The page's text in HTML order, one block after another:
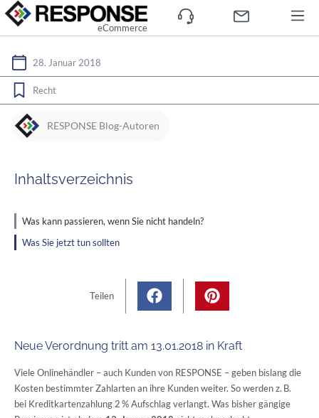
eCommerce
28. Januar 2018
Recht
RESPONSE Blog-Autoren
Inhaltsverzeichnis
Was kann passieren, wenn Sie nicht handeln?
Was Sie jetzt tun sollten
Teilen
Neue Verordnung tritt am 13.01.2018 in Kraft
Viele Onlinehändler – auch Kunden von RESPONSE – geben bislang die
Kosten bestimmter Zahlarten an ihre Kunden weiter. So werden z. B.
bei Kreditkartenzahlung 2 % Aufschlag verlangt. Was bisher gängige